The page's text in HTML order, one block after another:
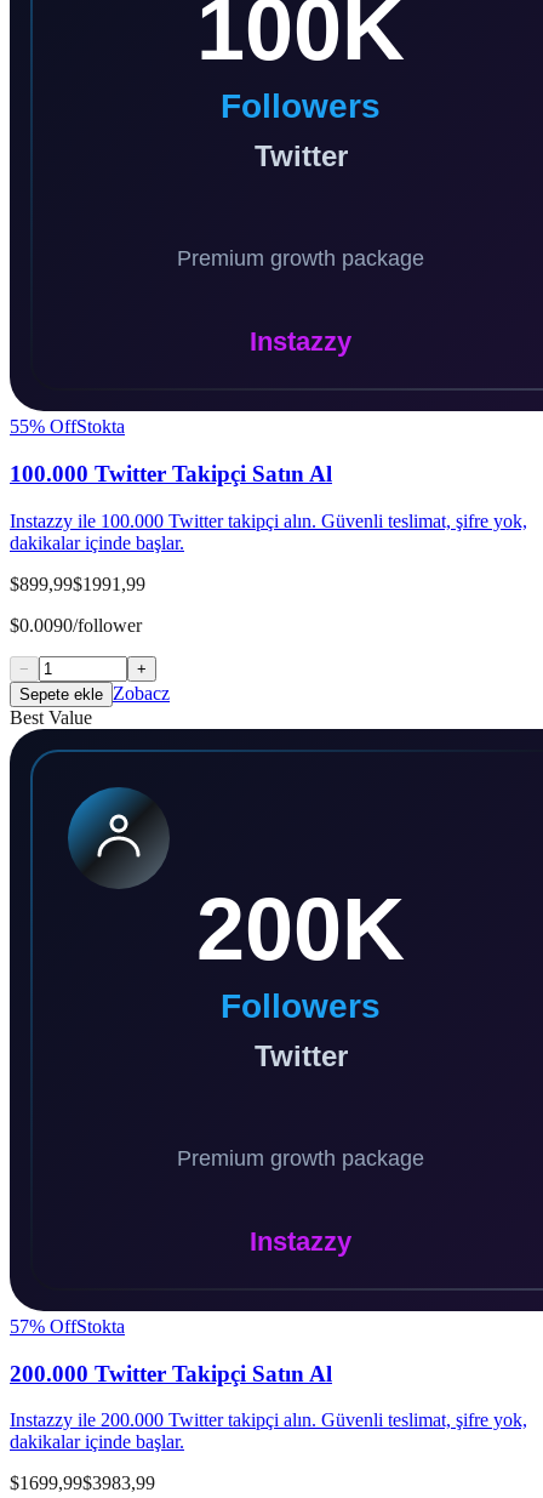
55% OffStokta
100.000 Twitter Takipçi Satın Al
Instazzy ile 100.000 Twitter takipçi alın. Güvenli teslimat, şifre yok,
dakikalar içinde başlar.
$899,99$1991,99
$0.0090/follower
−
+
Sepete ekle Zobacz
Best Value
57% OffStokta
200.000 Twitter Takipçi Satın Al
Instazzy ile 200.000 Twitter takipçi alın. Güvenli teslimat, şifre yok,
dakikalar içinde başlar.
$1699,99$3983,99